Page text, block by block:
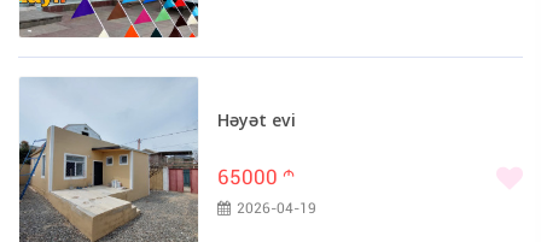
Həyət evi
65000 m
2026-04-19